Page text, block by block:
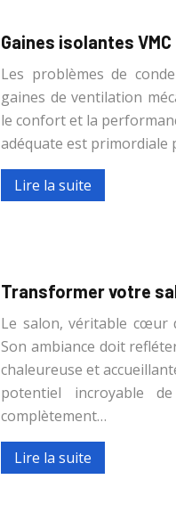
Gaines isolantes
Les problèmes de
gaines de ventilation
le confort et la
adéquate est primordiale
Lire la suite
Transformer votre
Le salon, véritable cœur
Son ambiance doit
chaleureuse et
potentiel incroyable
complètement…
Lire la suite